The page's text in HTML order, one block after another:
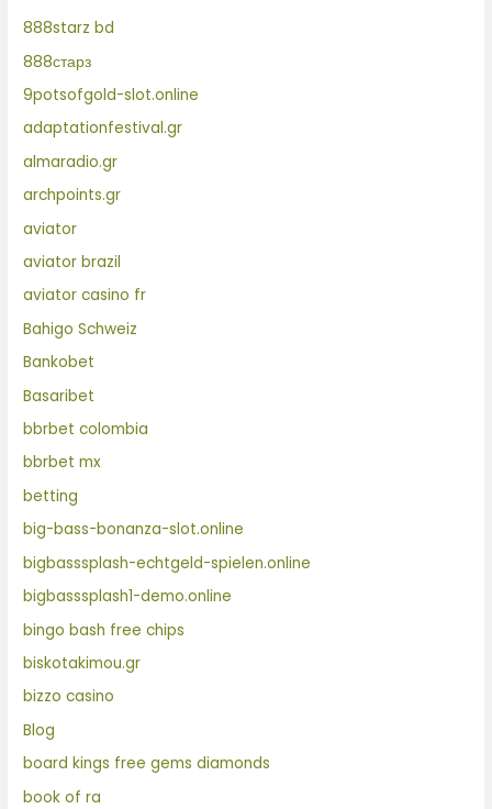
888starz bd
888старз
9potsofgold-slot.online
adaptationfestival.gr
almaradio.gr
archpoints.gr
aviator
aviator brazil
aviator casino fr
Bahigo Schweiz
Bankobet
Basaribet
bbrbet colombia
bbrbet mx
betting
big-bass-bonanza-slot.online
bigbasssplash-echtgeld-spielen.online
bigbasssplash1-demo.online
bingo bash free chips
biskotakimou.gr
bizzo casino
Blog
board kings free gems diamonds
book of ra